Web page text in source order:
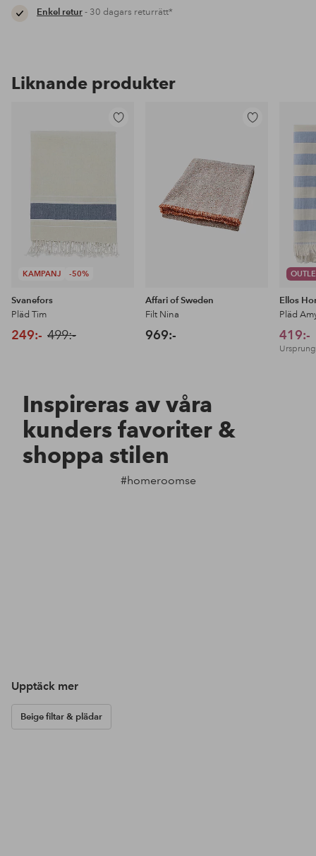
Enkel retur- 30 dagars returrätt*
Liknande produkter
KAMPANJ -50%
Svanefors
Pläd Tim
249:- 499:-
Affari of Sweden
Filt Nina
969:-
Ellos
Pläd
419:-
Inspireras av våra
kunders favoriter &
shoppa stilen
#homeroomse
Upptäck mer
Beige filtar & plädar